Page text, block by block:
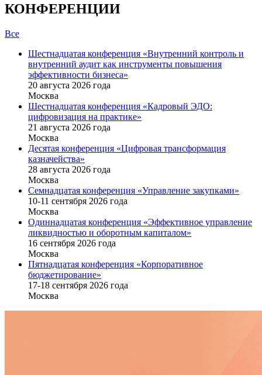
КОНФЕРЕНЦИИ
Все
Шестнадцатая конференция «Внутренний контроль и
внутренний аудит как инструменты повышения
эффективности бизнеса»
20 августа 2026 года
Москва
Шестнадцатая конференция «Кадровый ЭДО:
цифровизация на практике»
21 августа 2026 года
Москва
Десятая конференция «Цифровая трансформация
казначейства»
28 августа 2026 года
Москва
Семнадцатая конференция «Управление закупками»
10-11 сентября 2026 года
Москва
Одиннадцатая конференция «Эффективное управление
ликвидностью и оборотным капиталом»
16 cентября 2026 года
Москва
Пятнадцатая конференция «Корпоративное
бюджетирование»
17-18 сентября 2026 года
Москва